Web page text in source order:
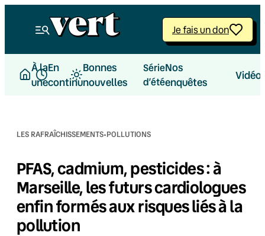
Je fais un don
À la
une
En
continu
Bonnes
nouvelles
Série
d’été
Nos
enquêtes
LES RAFRAÎCHISSEMENTS·POLLUTIONS
PFAS, cadmium, pesticides : à
Marseille, les futurs cardiologues
enfin formés aux risques liés à la
pollution